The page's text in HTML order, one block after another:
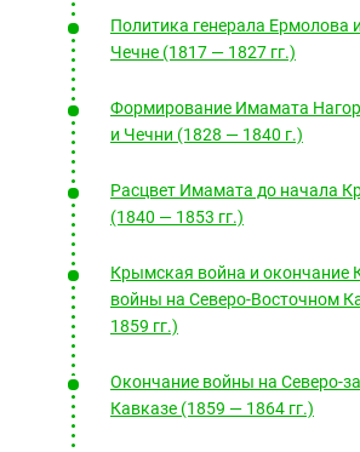
Политика генерала Ермолова
Чечне (1817 — 1827 гг.)
Формирование Имамата
и Чечни (1828 — 1840 г.)
Расцвет Имамата до начала
(1840 — 1853 гг.)
Крымская война и окончание
войны на Северо-Восточном
1859 гг.)
Окончание войны на Северо-
Кавказе (1859 — 1864 гг.)